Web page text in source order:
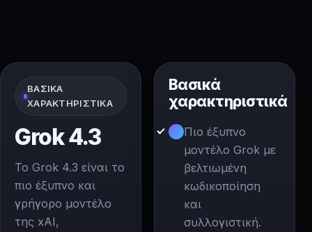
ΒΑΣΙΚΆ
ΧΑΡΑΚΤΗΡΙΣΤΙΚΆ
Grok 4.3
Το Grok 4.3 είναι το
πιο έξυπνο και
γρήγορο μοντέλο
της xAI,
Βασικά
χαρακτηριστικά
Πιο έξυπνο
μοντέλο Grok με
βελτιωμένη
κωδικοποίηση
και
συλλογιστική.